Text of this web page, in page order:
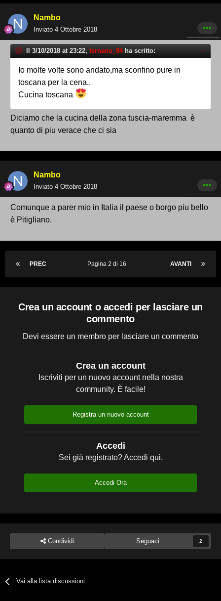
Nambo
Inviato 4 Ottobre 2018
Il 3/10/2018 at 23:22, ternano_84ha scritto:
Io molte volte sono andato,ma sconfino pure in
toscana per la cena..
Cucina toscana
Diciamo che la cucina della zona tuscia-maremma è
quanto di piu verace che ci sia
Nambo
Inviato 4 Ottobre 2018
Comunque a parer mio in Italia il paese o borgo piu bello
è Pitigliano.
PREC AVANTI
Pagina 2 di 16
Crea un account o accedi per lasciare un
commento
Devi essere un membro per lasciare un commento
Crea un account
Iscriviti per un nuovo account nella nostra
community. È facile!
Registra un nuovo account
Accedi
Sei già registrato? Accedi qui.
Accedi Ora
Condividi Seguaci 2
Vai alla lista discussioni